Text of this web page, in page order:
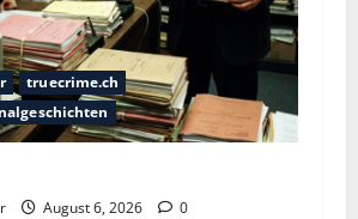
truecrime.ch
August 6, 2026 0